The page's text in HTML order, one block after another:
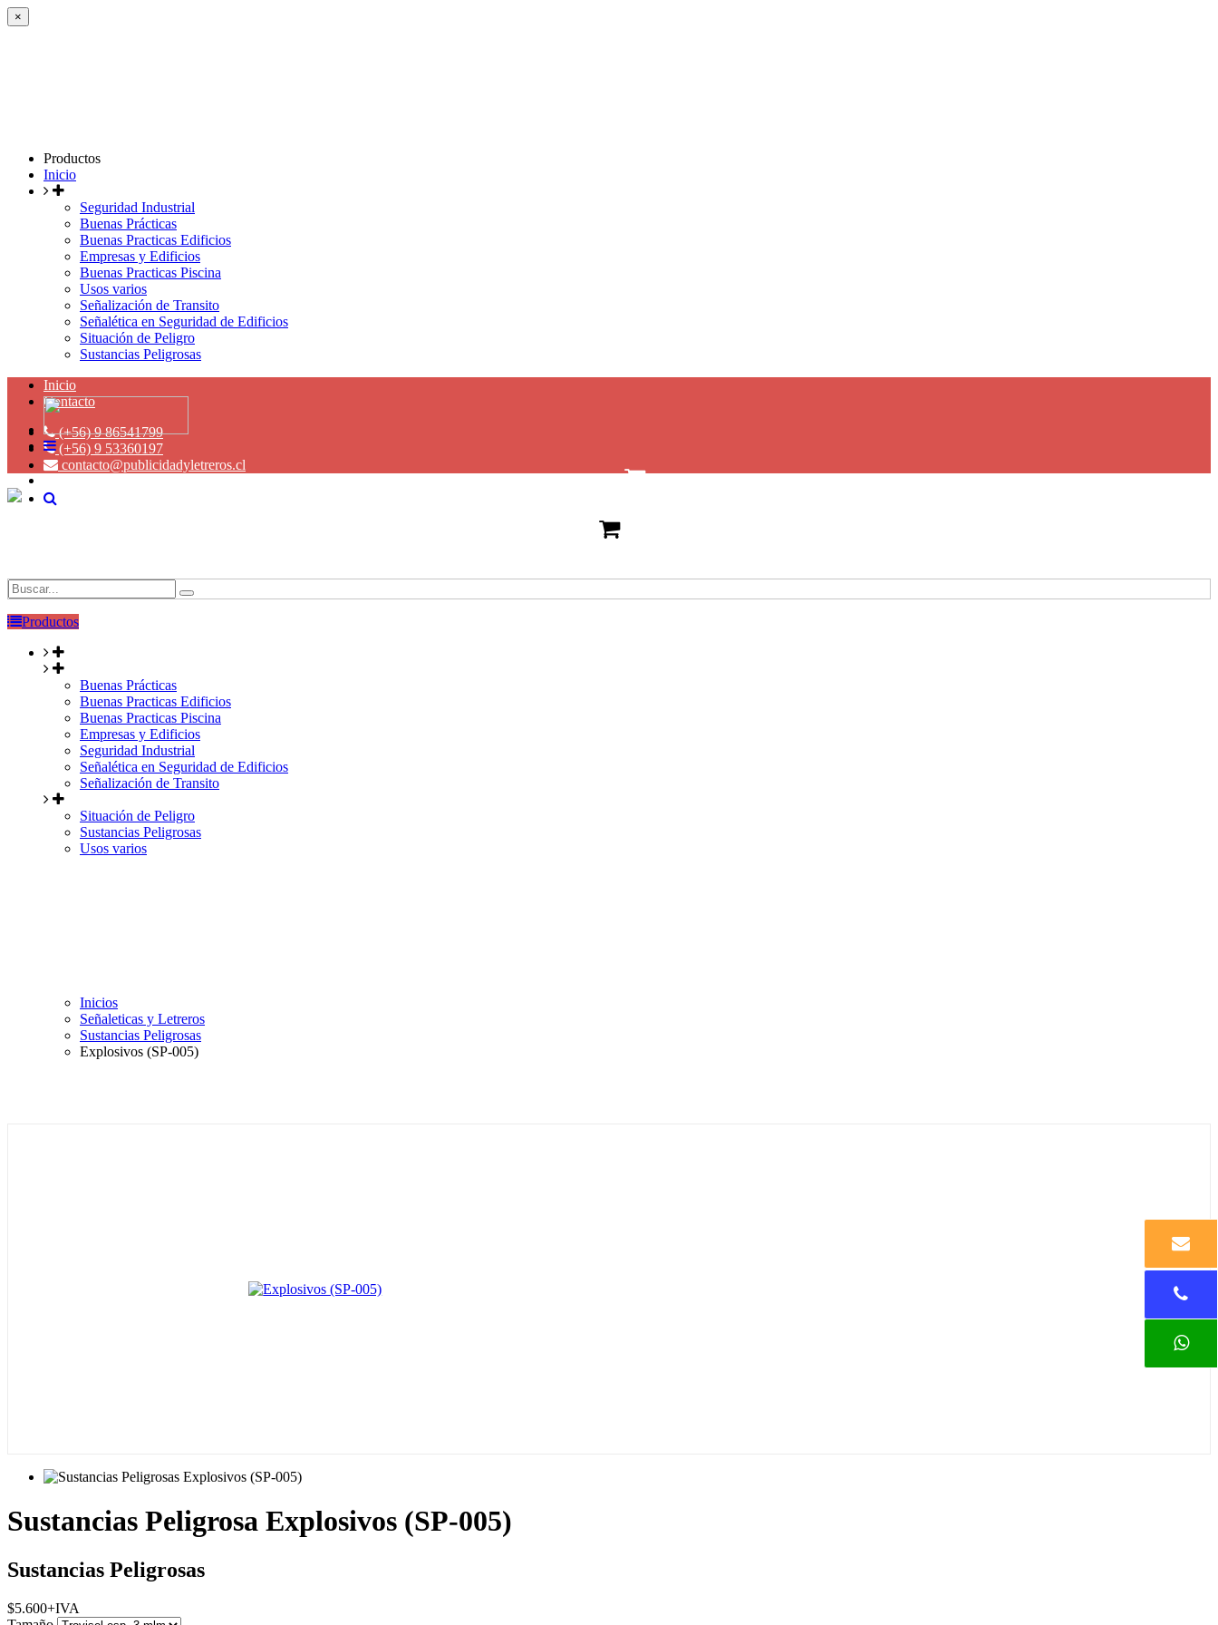
×
Productos
Inicio
Seguridad Industrial
Buenas Prácticas
Buenas Practicas Edificios
Empresas y Edificios
Buenas Practicas Piscina
Usos varios
Señalización de Transito
Señalética en Seguridad de Edificios
Situación de Peligro
Sustancias Peligrosas
Inicio
Contacto
(+56) 9 86541799
(+56) 9 53360197
contacto@publicidadyletreros.cl
Productos
Buenas Prácticas
Buenas Practicas Edificios
Buenas Practicas Piscina
Empresas y Edificios
Seguridad Industrial
Señalética en Seguridad de Edificios
Señalización de Transito
Situación de Peligro
Sustancias Peligrosas
Usos varios
Inicios
Señaleticas y Letreros
Sustancias Peligrosas
Explosivos (SP-005)
Sustancias Peligrosa Explosivos (SP-005)
Sustancias Peligrosas
$5.600+IVA